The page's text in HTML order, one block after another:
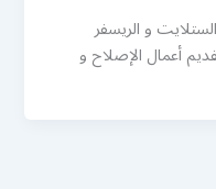
و الريسفر
أعمال الإصلاح و